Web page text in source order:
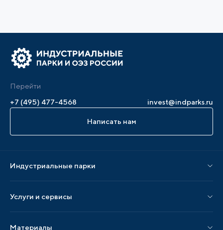
Перейти
+7 (495) 477-4568
invest@indparks.ru
Написать нам
Индустриальные парки
Парки по регионам
Услуги и сервисы
Услуги по локализации
Материалы